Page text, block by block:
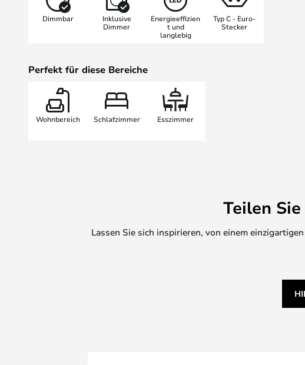
Licht abgibt, das diskret den Raum
Die Ginger-Lampenserie besteht aus
Wandlampen und Tischlampen.
Dimmbar
Inklusive
Dimmer
Energieeffizien
t und
langlebig
Typ C - Euro-
Stecker
Perfekt für diese Bereiche
Wohnbereich Schlafzimmer Esszimmer
Teilen
Lassen Sie sich inspirieren, von einem